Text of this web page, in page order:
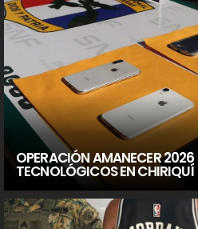
OPERACIÓN AMANECER
TECNOLÓGICOS EN CHIRIQUÍ